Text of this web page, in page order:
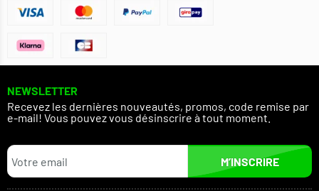
NEWSLETTER
Recevez les dernières nouveautés, promos, code remise par
e-mail! Vous pouvez vous désinscrire à tout moment.
M’INSCRIRE